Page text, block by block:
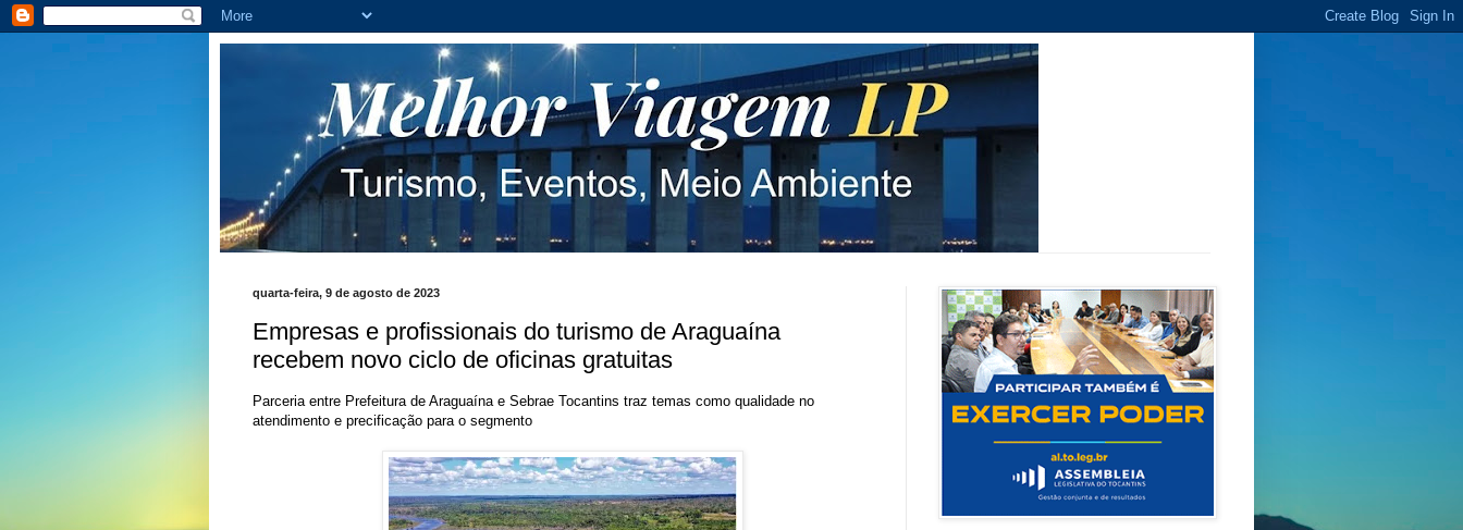
quarta-feira, 9 de agosto de 2023
Empresas e profissionais do turismo de Araguaína
recebem novo ciclo de oficinas gratuitas
Parceria entre Prefeitura de Araguaína e Sebrae Tocantins traz temas como qualidade no
atendimento e precificação para o segmento